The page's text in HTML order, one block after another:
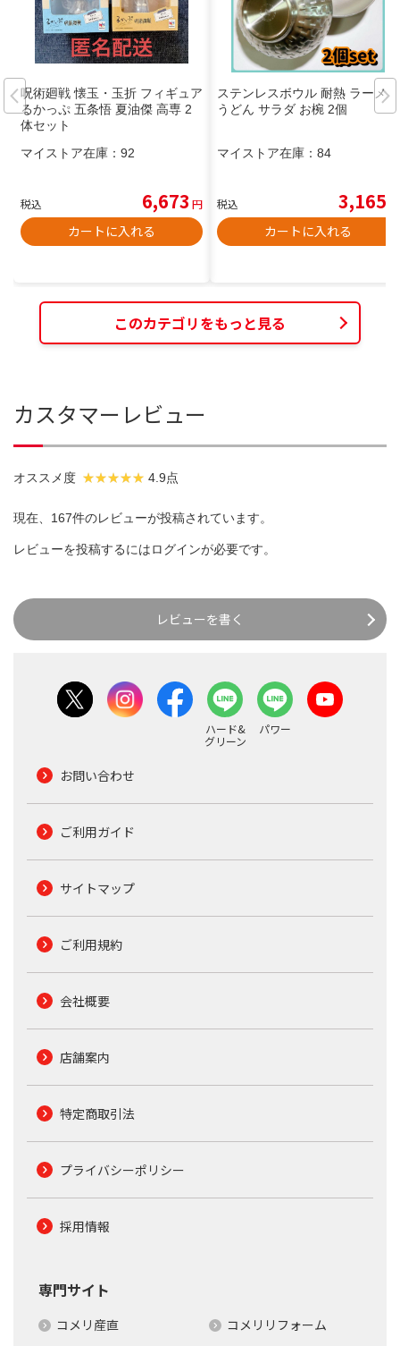
呪術廻戦 懐玉・玉折 フィギュア
るかっぷ 五条悟 夏油傑 高専 2
体セット
マイストア在庫： 92
税込 6,673 円
カートに入れる
ステンレスボウル 耐熱 ラーメン
うどん サラダ お椀 2個
マイストア在庫： 84
税込 3,165
カートに入れる
このカテゴリをもっと見る
カスタマーレビュー
オススメ度 4.9点
現在、167件のレビューが投稿されています。
レビューを投稿するにはログインが必要です。
レビューを書く
ハード&
グリーン
パワー
お問い合わせ
ご利用ガイド
サイトマップ
ご利用規約
会社概要
店舗案内
特定商取引法
プライバシーポリシー
採用情報
専門サイト
コメリ産直 コメリリフォーム